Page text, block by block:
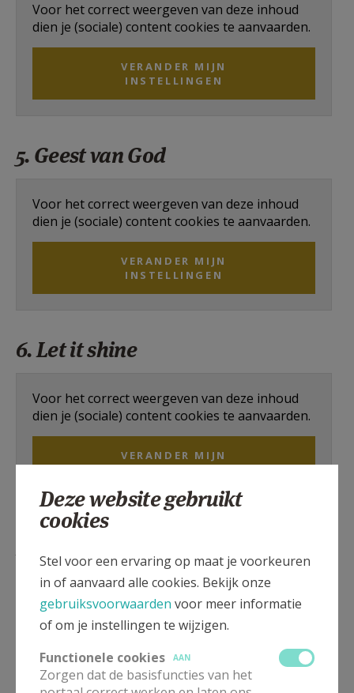
Voor het correct weergeven van deze inhoud
dien je (sociale) content cookies te aanvaarden.
VERANDER MIJN
INSTELLINGEN
5. Geest van God
Voor het correct weergeven van deze inhoud
dien je (sociale) content cookies te aanvaarden.
VERANDER MIJN
INSTELLINGEN
6. Let it shine
Voor het correct weergeven van deze inhoud
dien je (sociale) content cookies te aanvaarden.
VERANDER MIJN
INSTELLINGEN
sterkte
Voor het correct weergeven van deze inhoud
dien je (sociale) content cookies te aanvaarden.
VERANDER MIJN
INSTELLINGEN
Deze website gebruikt
cookies
Stel voor een ervaring op maat je voorkeuren
in of aanvaard alle cookies. Bekijk onze
gebruiksvoorwaarden voor meer informatie
of om je instellingen te wijzigen.
Functionele cookies
AAN
Zorgen dat de basisfuncties van het